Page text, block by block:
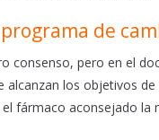
de
consenso, pero en el
los objetivos
fármaco aconsejado la